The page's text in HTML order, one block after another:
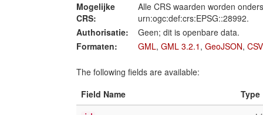
Mogelijke
CRS:
Alle CRS waarden worden
urn:ogc:def:crs:EPSG::28992.
Authorisatie:
Geen; dit is openbare data.
Formaten:
GML, GML 3.2.1 , GeoJSON, CSV
The following fields are available:
Field Name
Type